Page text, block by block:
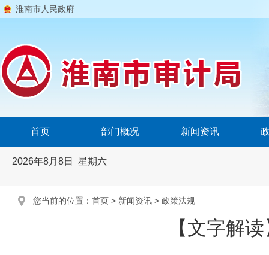
淮南市人民政府
首页 部门概况 新闻资讯
2026年8月8日 星期六
您当前的位置： 首页 > 新闻资讯 > 政策法规
【文字解